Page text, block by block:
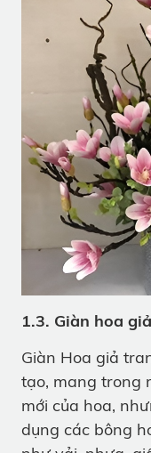
1.3. Giàn hoa
Giàn Hoa giả
tạo, mang trong
mới của hoa,
dụng các bông